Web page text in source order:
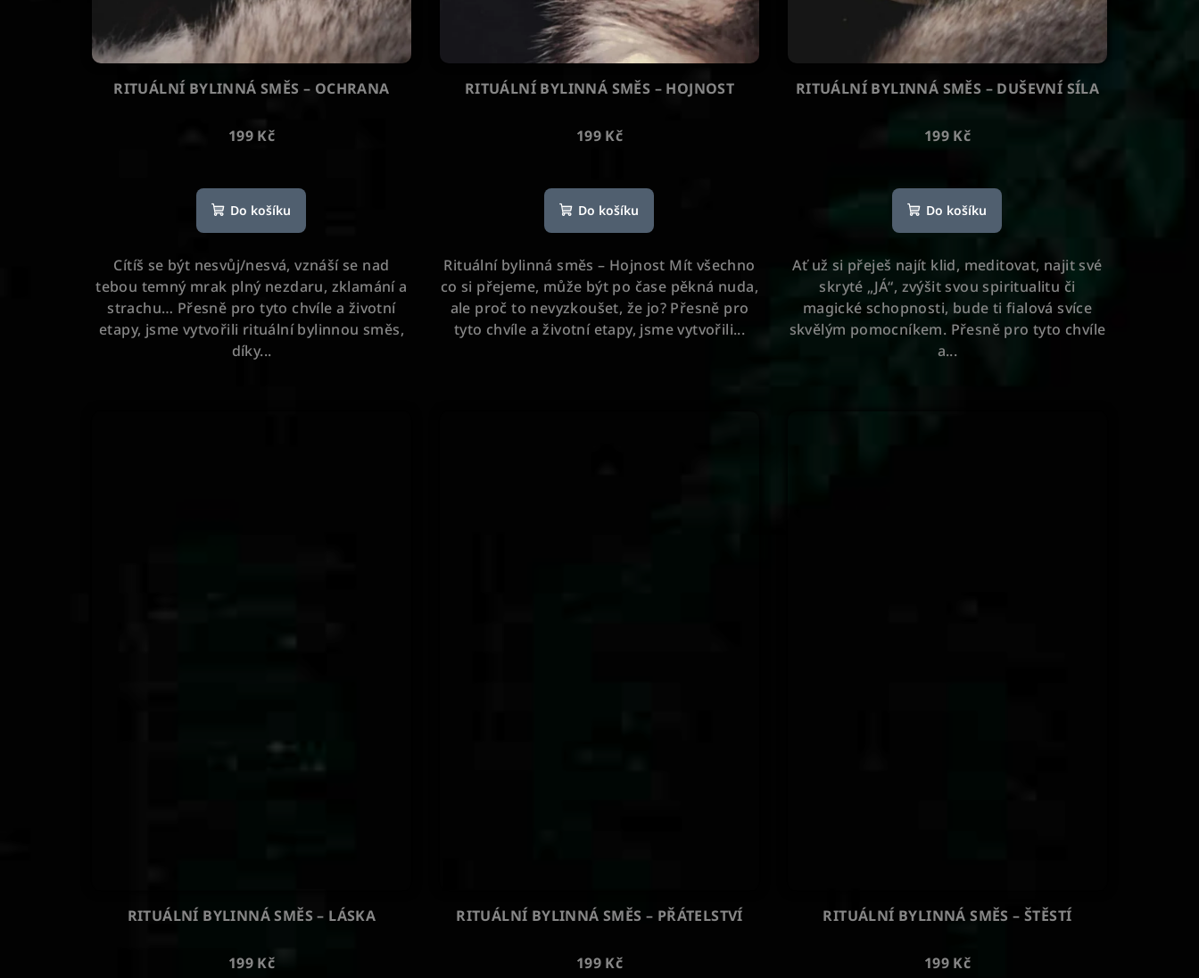
RITUÁLNÍ BYLINNÁ SMĚS – OCHRANA
199 Kč
hodnocení
produktu
je
5,0
z
5
hvězdiček.
Do košíku
Cítíš se být nesvůj/nesvá, vznáší se nad
tebou temný mrak plný nezdaru, zklamání a
strachu… Přesně pro tyto chvíle a životní
etapy, jsme vytvořili rituální bylinnou směs,
díky...
RITUÁLNÍ BYLINNÁ SMĚS – HOJNOST
199 Kč
hodnocení
produktu
je
5,0
z
5
hvězdiček.
Do košíku
Rituální bylinná směs – Hojnost Mít všechno
co si přejeme, může být po čase pěkná nuda,
ale proč to nevyzkoušet, že jo? Přesně pro
tyto chvíle a životní etapy, jsme vytvořili...
RITUÁLNÍ BYLINNÁ SMĚS – DUŠEVNÍ SÍLA
199 Kč
Do košíku
Ať už si přeješ najít klid, meditovat, najit své
skryté „JÁ“, zvýšit svou spiritualitu či
magické schopnosti, bude ti fialová svíce
skvělým pomocníkem. Přesně pro tyto chvíle
a...
RITUÁLNÍ BYLINNÁ SMĚS – LÁSKA
199 Kč
RITUÁLNÍ BYLINNÁ SMĚS – PŘÁTELSTVÍ
199 Kč
RITUÁLNÍ BYLINNÁ SMĚS – ŠTĚSTÍ
199 Kč